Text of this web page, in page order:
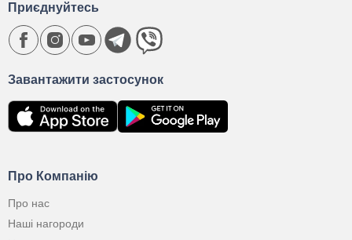
Про Компанію
Про нас
Наші нагороди
Завантажити застосунок
Приєднуйтесь